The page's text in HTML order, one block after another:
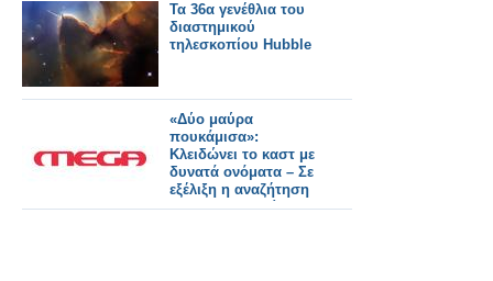
Τα 36α γενέθλια του
διαστημικού
τηλεσκοπίου Hubble
«Δύο μαύρα
πουκάμισα»:
Κλειδώνει το καστ με
δυνατά ονόματα – Σε
εξέλιξη η αναζήτηση
της πρωταγωνίστριας